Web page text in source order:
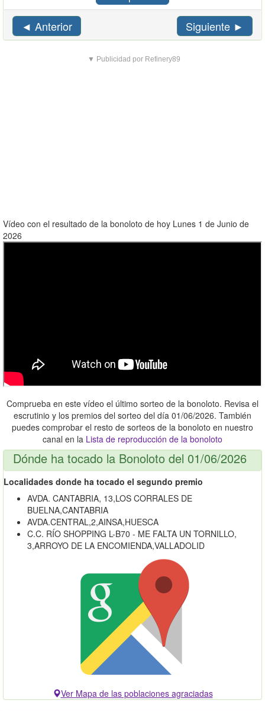
◄ Anterior
Siguiente ►
▼ Publicidad por Refinery89
Vídeo con el resultado de la bonoloto de hoy Lunes 1 de Junio de
2026
Comprueba en este vídeo el último sorteo de la bonoloto. Revisa el
escrutinio y los premios del sorteo del día 01/06/2026. También
puedes comprobar el resto de sorteos de la bonoloto en nuestro
canal en la Lista de reproducción de la bonoloto
Dónde ha tocado la Bonoloto del 01/06/2026
Localidades donde ha tocado el segundo premio
AVDA. CANTABRIA, 13,LOS CORRALES DE
BUELNA,CANTABRIA
AVDA.CENTRAL,2,AINSA,HUESCA
C.C. RÍO SHOPPING L-B70 - ME FALTA UN TORNILLO,
3,ARROYO DE LA ENCOMIENDA,VALLADOLID
Ver Mapa de las poblaciones agraciadas